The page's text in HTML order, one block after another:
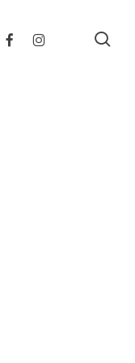
facebookinstagram